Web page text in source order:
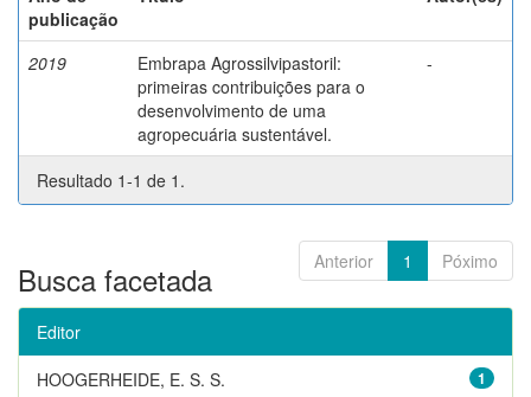
publicação
2019
Embrapa Agrossilvipastoril:
primeiras contribuições para o
desenvolvimento de uma
agropecuária sustentável.
-
Resultado 1-1 de 1.
Anterior 1 Póximo
Busca facetada
Editor
1
HOOGERHEIDE, E. S. S.